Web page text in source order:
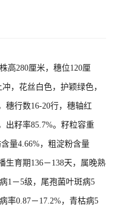
高280厘米，穗位120厘
，花丝白色，护颖绿色，
穗行数16-20行，穗轴红
籽率85.7%。 籽粒容重
量4.66%，粗淀粉含量
生育期136－138天，属晚熟
1－5级，尾孢菌叶斑病5
率0.87－17.2%，青枯病5